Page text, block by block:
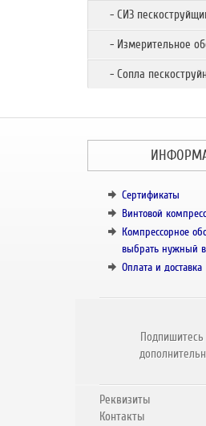
- СИЗ
- Измерительное
- Сопла
Сертификаты
Винтовой
Компрессорное
выбрать нужный
Оплата и доставка
Реквизиты
Контакты